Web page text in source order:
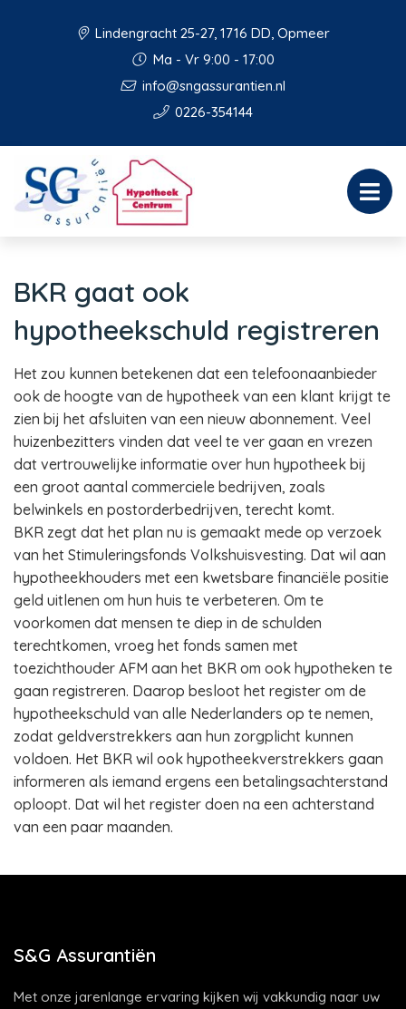
Lindengracht 25-27, 1716 DD, Opmeer
Ma - Vr 9:00 - 17:00
info@sngassurantien.nl
0226-354144
BKR gaat ook
hypotheekschuld registreren
Het zou kunnen betekenen dat een telefoonaanbieder
ook de hoogte van de hypotheek van een klant krijgt te
zien bij het afsluiten van een nieuw abonnement. Veel
huizenbezitters vinden dat veel te ver gaan en vrezen
dat vertrouwelijke informatie over hun hypotheek bij
een groot aantal commerciele bedrijven, zoals
belwinkels en postorderbedrijven, terecht komt.
BKR zegt dat het plan nu is gemaakt mede op verzoek
van het Stimuleringsfonds Volkshuisvesting. Dat wil aan
hypotheekhouders met een kwetsbare financiële positie
geld uitlenen om hun huis te verbeteren. Om te
voorkomen dat mensen te diep in de schulden
terechtkomen, vroeg het fonds samen met
toezichthouder AFM aan het BKR om ook hypotheken te
gaan registreren. Daarop besloot het register om de
hypotheekschuld van alle Nederlanders op te nemen,
zodat geldverstrekkers aan hun zorgplicht kunnen
voldoen. Het BKR wil ook hypotheekverstrekkers gaan
informeren als iemand ergens een betalingsachterstand
oploopt. Dat wil het register doen na een achterstand
van een paar maanden.
S&G Assurantiën
Met onze jarenlange ervaring kijken wij vakkundig naar uw